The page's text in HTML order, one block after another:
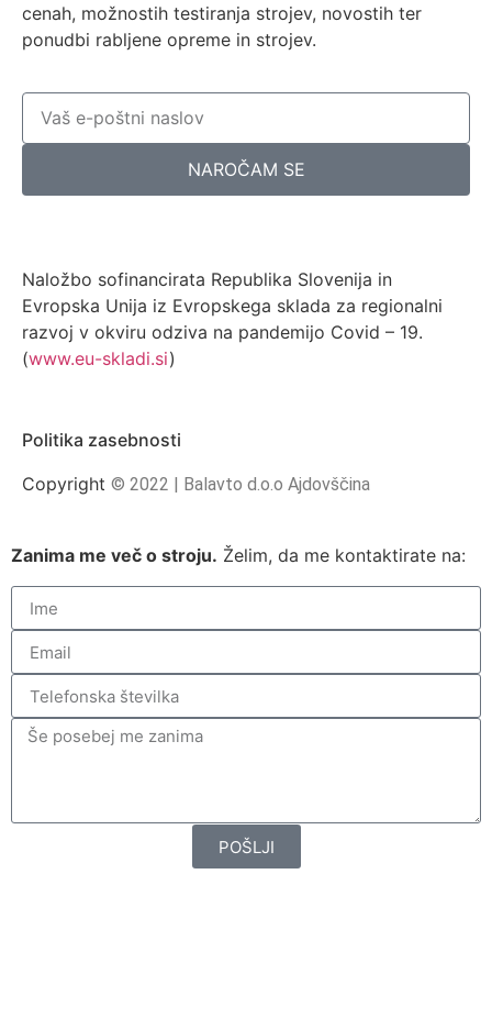
cenah, možnostih testiranja strojev, novostih ter
ponudbi rabljene opreme in strojev.
NAROČAM SE
Naložbo sofinancirata Republika Slovenija in
Evropska Unija iz Evropskega sklada za regionalni
razvoj v okviru odziva na pandemijo Covid – 19.
(www.eu-skladi.si)
Politika zasebnosti
Copyright © 2022 | Balavto d.o.o Ajdovščina
Zanima me več o stroju. Želim, da me kontaktirate na:
POŠLJI